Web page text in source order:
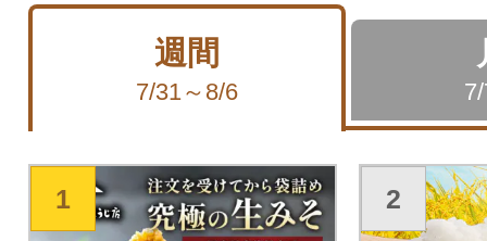
週間
7/31～8/6
1 2